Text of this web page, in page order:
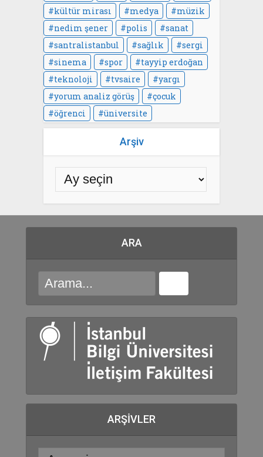
kültür mirası
medya
müzik
nedim şener
polis
sanat
santralistanbul
sağlık
sergi
sinema
spor
tayyip erdoğan
teknoloji
tvsaire
yargı
yorum analiz görüş
çocuk
öğrenci
üniversite
Arşiv
ARA
ARŞIVLER